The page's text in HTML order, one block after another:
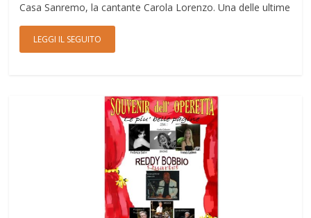
Casa Sanremo, la cantante Carola Lorenzo. Una delle ultime
LEGGI IL SEGUITO